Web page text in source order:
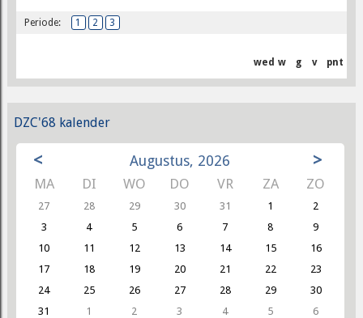
Periode: 1 2 3
wed w g v pnt
DZC'68 kalender
< Augustus, 2026 >
MA DI WO DO VR ZA ZO
27 28 29 30 31 1
2
3
4 5 6 7 8
9
10
11 12 13 14 15
16
17
18 19 20 21 22
23
24
25 26 27 28 29
30
31
1 2 3 4 5 6